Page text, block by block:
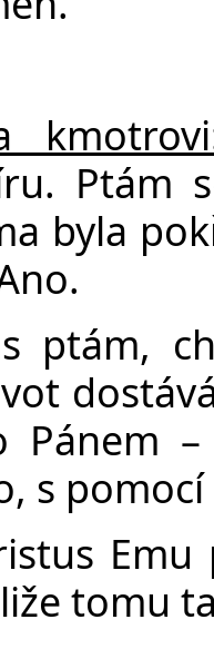
Ptám
byla
ptám,
Pánem
s pomocí
tomu